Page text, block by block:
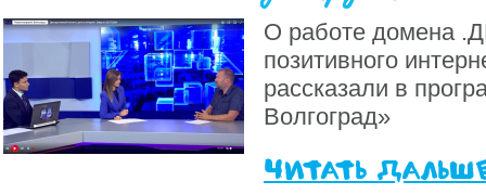
О работе домена
позитивного
рассказали в
Волгоград»
читать